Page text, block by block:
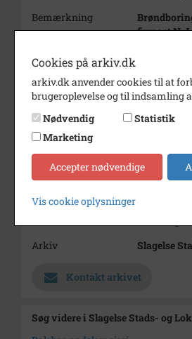
Bemærkning
firmaet
Periode
Dateringsnote
ca.1904-
tilføjet 1904
Se på kort
Type
Arkiv
Slagelse
Kontakt arkivet
Søg videre i Slagelse Stads- og
Cookies på arkiv.dk
arkiv.dk anvender cookies til at
brugeroplevelse og til indsamling
Nødvendig
Statistik
Marketing
Accepter nødvendige
Vis cookie oplysninger